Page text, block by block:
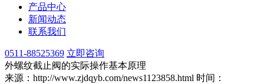
产品中心
新闻动态
联系我们
0511-88525369 立即咨询
外螺纹截止阀的实际操作基本原理
来源：http://www.zjdqyb.com/news1123858.html 时间：